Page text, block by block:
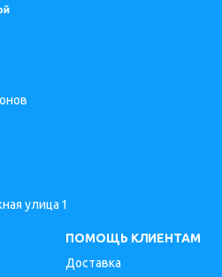
улица 1
ПОМОЩЬ КЛИЕНТАМ
Доставка